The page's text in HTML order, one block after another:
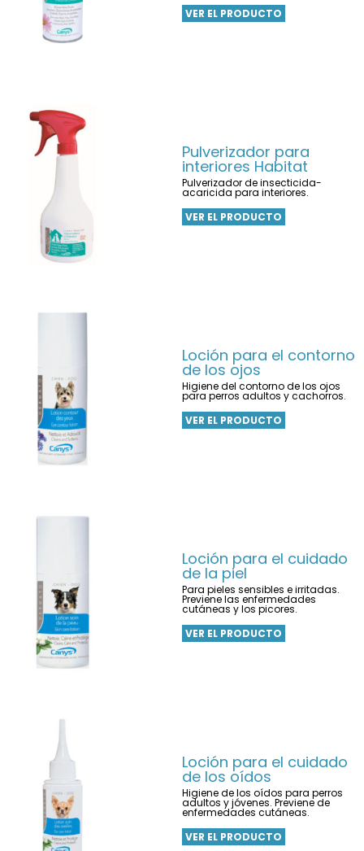
VER EL PRODUCTO
Pulverizador para
interiores Habitat
Pulverizador de insecticida-
acaricida para interiores.
VER EL PRODUCTO
Loción para el contorno
de los ojos
Higiene del contorno de los ojos
para perros adultos y cachorros.
VER EL PRODUCTO
Loción para el cuidado
de la piel
Para pieles sensibles e irritadas.
Previene las enfermedades
cutáneas y los picores.
VER EL PRODUCTO
Loción para el cuidado
de los oídos
Higiene de los oídos para perros
adultos y jóvenes. Previene de
enfermedades cutáneas.
VER EL PRODUCTO